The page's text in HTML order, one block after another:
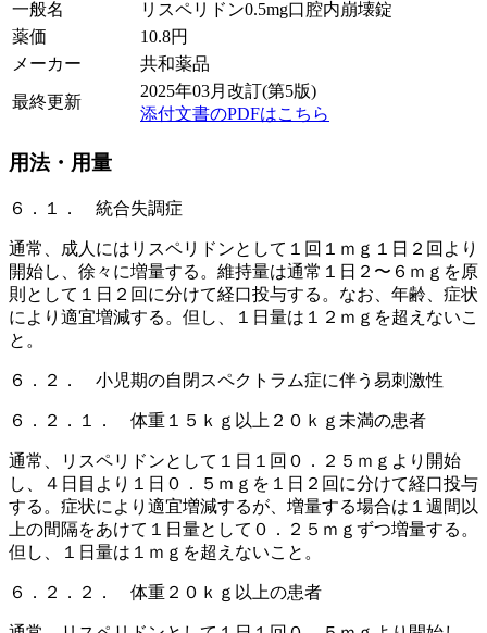
一般名
リスペリドン0.5mg口腔内崩壊錠
薬価
10.8円
メーカー
共和薬品
最終更新
2025年03月改訂(第5版)
添付文書のPDFはこちら
用法・用量
６．１． 統合失調症
通常、成人にはリスペリドンとして１回１ｍｇ１日２回より
開始し、徐々に増量する。維持量は通常１日２〜６ｍｇを原
則として１日２回に分けて経口投与する。なお、年齢、症状
により適宜増減する。但し、１日量は１２ｍｇを超えないこ
と。
６．２． 小児期の自閉スペクトラム症に伴う易刺激性
６．２．１． 体重１５ｋｇ以上２０ｋｇ未満の患者
通常、リスペリドンとして１日１回０．２５ｍｇより開始
し、４日目より１日０．５ｍｇを１日２回に分けて経口投与
する。症状により適宜増減するが、増量する場合は１週間以
上の間隔をあけて１日量として０．２５ｍｇずつ増量する。
但し、１日量は１ｍｇを超えないこと。
６．２．２． 体重２０ｋｇ以上の患者